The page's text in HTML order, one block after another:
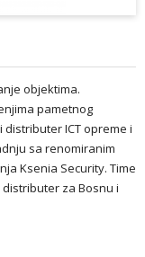
objektima.
pametnog
ICT opreme i
sa renomiranim
Ksenia Security. Time
distributer za Bosnu i